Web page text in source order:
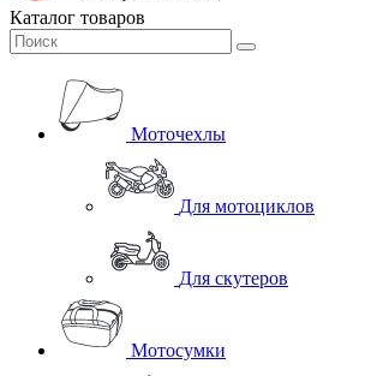
Каталог товаров
Моточехлы
Для мотоциклов
Для скутеров
Мотосумки